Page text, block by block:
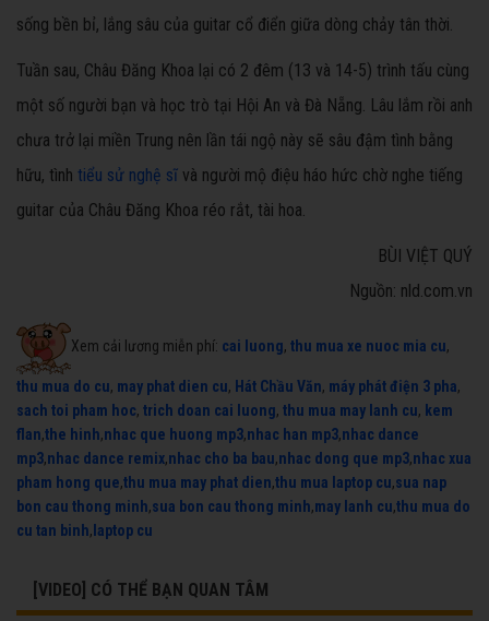
sống bền bỉ, lắng sâu của guitar cổ điển giữa dòng chảy tân thời.
Tuần sau, Châu Đăng Khoa lại có 2 đêm (13 và 14-5) trình tấu cùng
một số người bạn và học trò tại Hội An và Đà Nẵng. Lâu lắm rồi anh
chưa trở lại miền Trung nên lần tái ngộ này sẽ sâu đậm tình bằng
hữu, tình tiểu sử nghệ sĩ và người mộ điệu háo hức chờ nghe tiếng
guitar của Châu Đăng Khoa réo rắt, tài hoa.
BÙI VIỆT QUÝ
Nguồn: nld.com.vn
Xem cải lương miễn phí: cai luong, thu mua xe nuoc mia cu,
thu mua do cu, may phat dien cu, Hát Chầu Văn, máy phát điện 3 pha,
sach toi pham hoc, trich doan cai luong, thu mua may lanh cu, kem
flan,the hinh,nhac que huong mp3,nhac han mp3,nhac dance
mp3,nhac dance remix,nhac cho ba bau,nhac dong que mp3,nhac xua
pham hong que,thu mua may phat dien,thu mua laptop cu,sua nap
bon cau thong minh,sua bon cau thong minh,may lanh cu,thu mua do
cu tan binh,laptop cu
[VIDEO] CÓ THỂ BẠN QUAN TÂM